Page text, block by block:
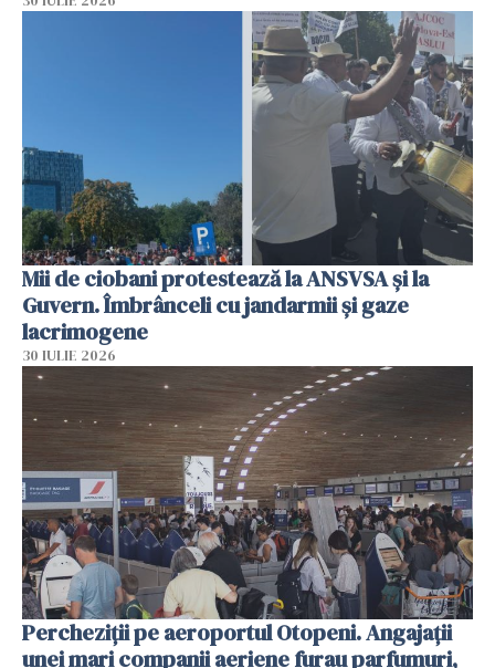
Mii de ciobani protestează la ANSVSA și la
Guvern. Îmbrânceli cu jandarmii și gaze
lacrimogene
30 IULIE 2026
Percheziții pe aeroportul Otopeni. Angajații
unei mari companii aeriene furau parfumuri,